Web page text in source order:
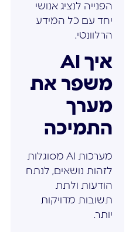
הפנייה לנציג אנושי
יחד עם כל המידע
הרלוונטי.
איך AI
משפר את
מערך
התמיכה
מערכות AI מסוגלות
לזהות נושאים, לנתח
הודעות ולתת
תשובות מדויקות
יותר.